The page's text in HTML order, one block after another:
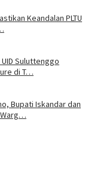
Keandalan PLTU
Suluttenggo
di T…
Bupati Iskandar dan